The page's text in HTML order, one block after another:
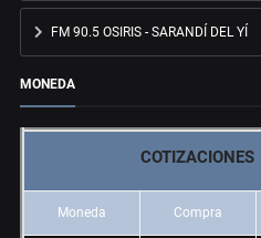
FM 90.5 OSIRIS - SARANDÍ DEL YÍ
MONEDA
COTIZACIONES
Moneda Compra